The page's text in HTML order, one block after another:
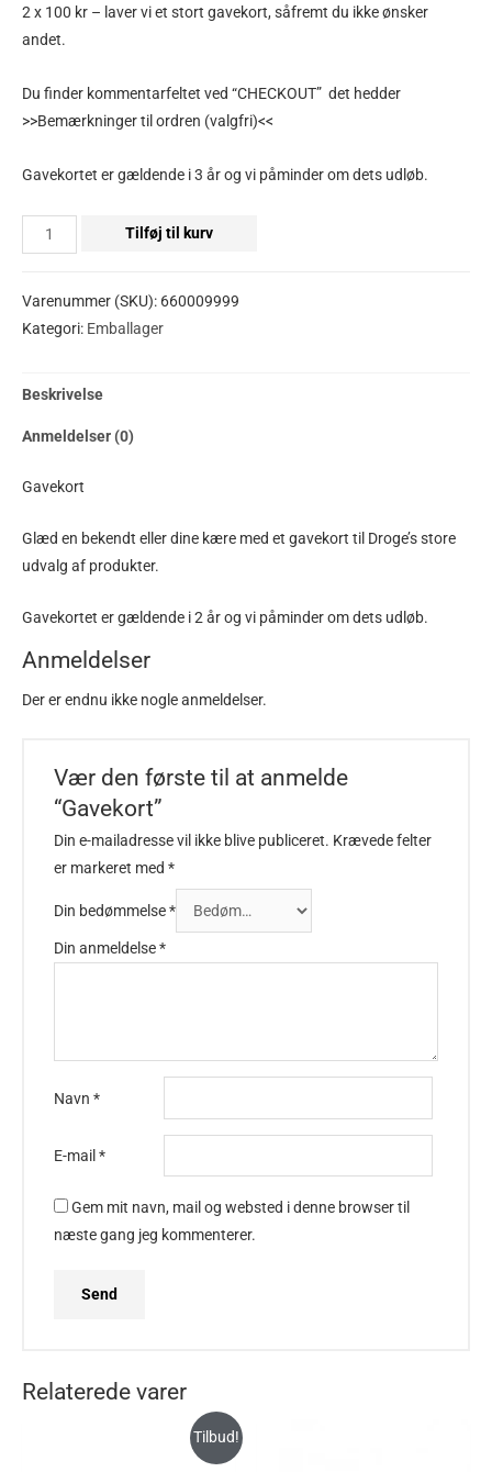
2 x 100 kr – laver vi et stort gavekort, såfremt du ikke ønsker
andet.
Du finder kommentarfeltet ved “CHECKOUT” det hedder
>>Bemærkninger til ordren (valgfri)<<
Gavekortet er gældende i 3 år og vi påminder om dets udløb.
Tilføj til kurv
Varenummer (SKU): 660009999
Kategori: Emballager
Beskrivelse
Anmeldelser (0)
Gavekort
Glæd en bekendt eller dine kære med et gavekort til Droge’s store
udvalg af produkter.
Gavekortet er gældende i 2 år og vi påminder om dets udløb.
Anmeldelser
Der er endnu ikke nogle anmeldelser.
Vær den første til at anmelde
“Gavekort”
Din e-mailadresse vil ikke blive publiceret. Krævede felter
er markeret med*
Din bedømmelse*
Din anmeldelse*
Navn*
E-mail*
Gem mit navn, mail og websted i denne browser til
næste gang jeg kommenterer.
Relaterede varer
Tilbud!